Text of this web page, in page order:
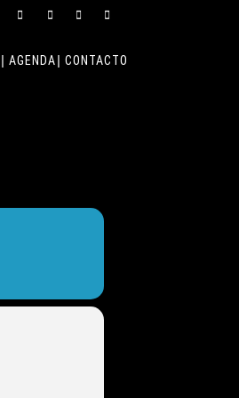
AGENDA CONTACTO